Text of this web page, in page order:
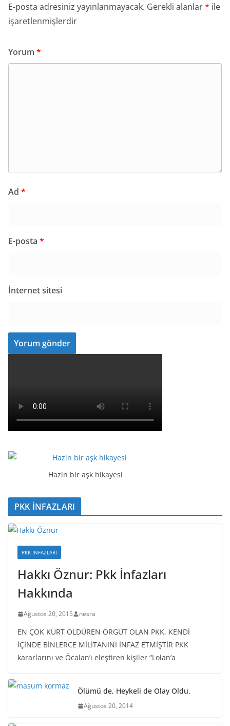
E-posta adresiniz yayınlanmayacak. Gerekli alanlar* ile
işaretlenmişlerdir
Yorum *
Ad *
E-posta *
İnternet sitesi
Hazin bir aşk hikayesi
PKK İNFAZLARI
PKK İNFAZLARI
Hakkı Öznur: Pkk İnfazları
Hakkında
Ağustos 20, 2015 nesra
EN ÇOK KÜRT ÖLDÜREN ÖRGÜT OLAN PKK, KENDİ
İÇİNDE BİNLERCE MİLİTANINI İNFAZ ETMİŞTİR PKK
kararlarını ve Öcalan’ı eleştiren kişiler “Lolan’a
Ölümü de, Heykeli de Olay Oldu.
Ağustos 20, 2014